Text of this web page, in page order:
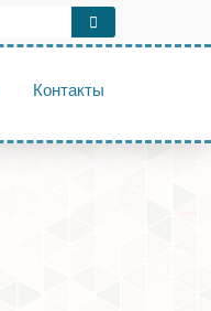
Контакты